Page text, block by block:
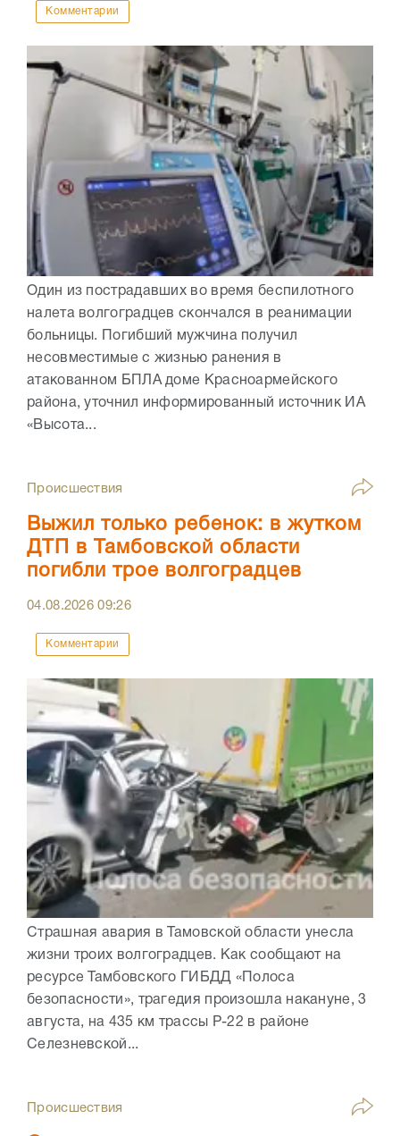
Комментарии
Один из пострадавших во время беспилотного
налета волгоградцев скончался в реанимации
больницы. Погибший мужчина получил
несовместимые с жизнью ранения в
атакованном БПЛА доме Красноармейского
района, уточнил информированный источник ИА
«Высота...
Происшествия
Выжил только ребенок: в жутком
ДТП в Тамбовской области
погибли трое волгоградцев
04.08.202609:26
Комментарии
Страшная авария в Тамовской области унесла
жизни троих волгоградцев. Как сообщают на
ресурсе Тамбовского ГИБДД «Полоса
безопасности», трагедия произошла накануне, 3
августа, на 435 км трассы Р-22 в районе
Селезневской...
Происшествия